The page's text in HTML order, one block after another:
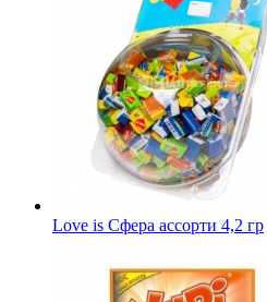
Love is Сфера ассорти 4,2 гр